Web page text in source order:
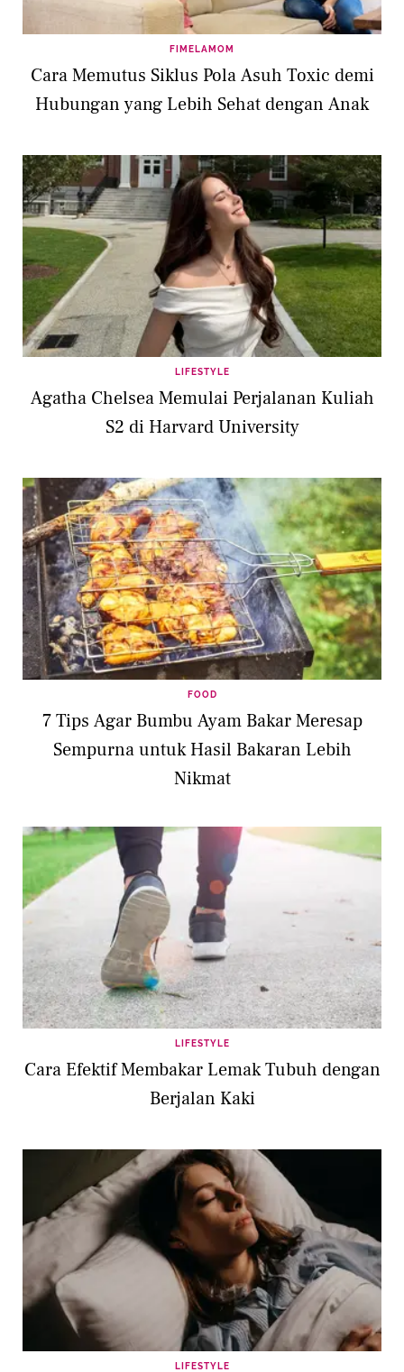
FIMELAMOM
Cara Memutus Siklus Pola Asuh Toxic demi
Hubungan yang Lebih Sehat dengan Anak
LIFESTYLE
Agatha Chelsea Memulai Perjalanan Kuliah
S2 di Harvard University
FOOD
7 Tips Agar Bumbu Ayam Bakar Meresap
Sempurna untuk Hasil Bakaran Lebih
Nikmat
LIFESTYLE
Cara Efektif Membakar Lemak Tubuh dengan
Berjalan Kaki
LIFESTYLE